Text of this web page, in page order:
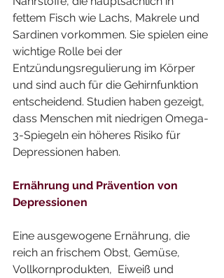
fettem Fisch wie Lachs, Makrele und
Sardinen vorkommen. Sie spielen eine
wichtige Rolle bei der
Entzündungsregulierung im Körper
und sind auch für die Gehirnfunktion
entscheidend. Studien haben gezeigt,
dass Menschen mit niedrigen Omega-
3-Spiegeln ein höheres Risiko für
Depressionen haben.
Ernährung und Prävention von
Depressionen
Eine ausgewogene Ernährung, die
reich an frischem Obst, Gemüse,
Vollkornprodukten,  Eiweiß und